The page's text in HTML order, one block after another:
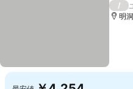
/
明